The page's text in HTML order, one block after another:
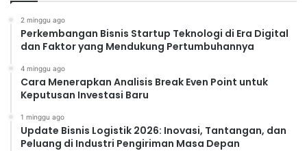
2 minggu ago
Perkembangan Bisnis Startup Teknologi di Era Digital
dan Faktor yang Mendukung Pertumbuhannya
4 minggu ago
Cara Menerapkan Analisis Break Even Point untuk
Keputusan Investasi Baru
1 minggu ago
Update Bisnis Logistik 2026: Inovasi, Tantangan, dan
Peluang di Industri Pengiriman Masa Depan